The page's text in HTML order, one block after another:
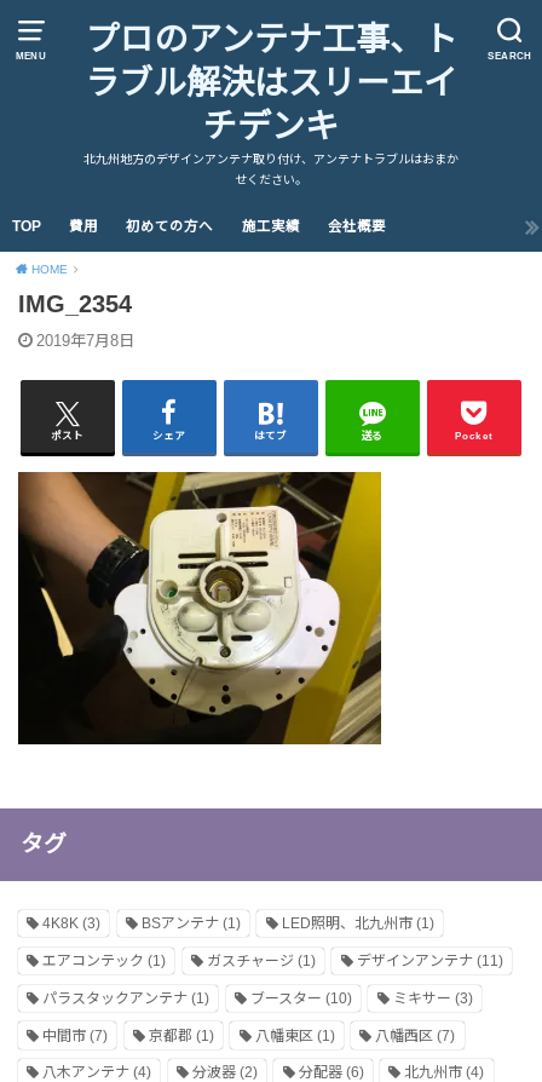
MENU SEARCH
プロのアンテナ工事、ト
ラブル解決はスリーエイ
チデンキ
北九州地方のデザインアンテナ取り付け、アンテナトラブルはおまか
せください。
TOP 費用 初めての方へ 施工実績 会社概要
HOME
IMG_2354
2019年7月8日
ポスト シェア はてブ 送る Pocket
タグ
4K8K (3) BSアンテナ(1) LED照明、北九州市(1)
エアコンテック (1) ガスチャージ (1) デザインアンテナ(11)
パラスタックアンテナ (1) ブースター (10) ミキサー (3)
中間市 (7) 京都郡 (1) 八幡東区 (1) 八幡西区 (7)
八木アンテナ (4) 分波器(2) 分配器(6) 北九州市 (4)